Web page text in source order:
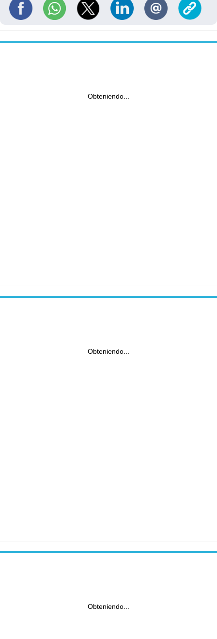
Obteniendo...
Obteniendo...
Obteniendo...